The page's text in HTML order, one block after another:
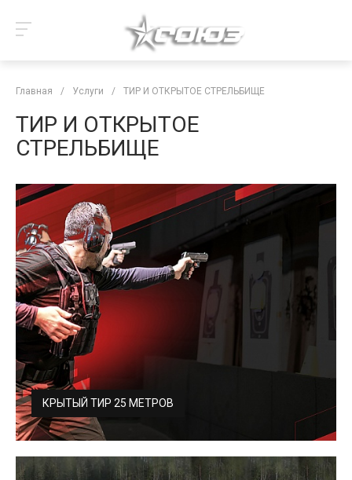
Главная / Услуги / ТИР И ОТКРЫТОЕ СТРЕЛЬБИЩЕ
ТИР И ОТКРЫТОЕ
СТРЕЛЬБИЩЕ
КРЫТЫЙ ТИР 25 МЕТРОВ
Тренировка при любой погоде, благодаря закрытым